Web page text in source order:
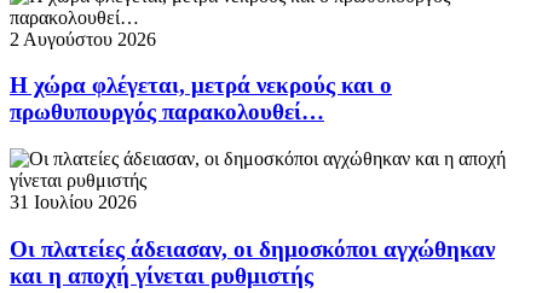
2 Αυγούστου 2026
Η χώρα φλέγεται, μετρά νεκρούς και ο
πρωθυπουργός παρακολουθεί…
31 Ιουλίου 2026
Οι πλατείες άδειασαν, οι δημοσκόποι αγχώθηκαν
και η αποχή γίνεται ρυθμιστής